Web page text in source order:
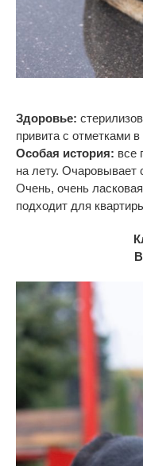
Здоровье:
привита с отметками в
Особая история: все
на лету. Очаровывает
Очень, очень
подходит для